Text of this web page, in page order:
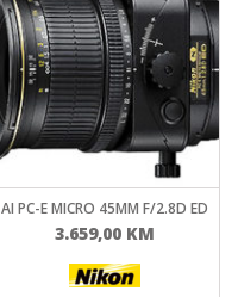
AI PC-E MICRO 45MM F/2.8D ED
3.659,00 KM